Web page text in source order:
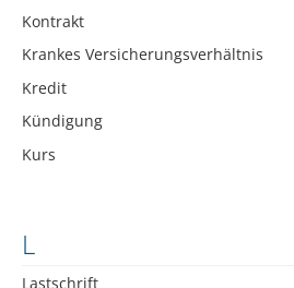
Kontrakt
Krankes Versicherungsverhältnis
Kredit
Kündigung
Kurs
L
Lastschrift